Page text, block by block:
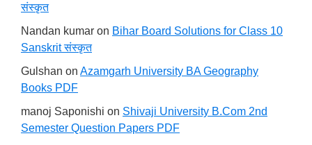
संस्कृत
Nandan kumar on Bihar Board Solutions for Class 10
Sanskrit संस्कृत
Gulshan on Azamgarh University BA Geography
Books PDF
manoj Saponishi on Shivaji University B.Com 2nd
Semester Question Papers PDF